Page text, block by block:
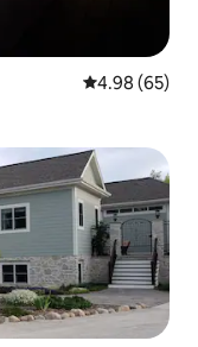
平均评分 4.98
4.98 (65)